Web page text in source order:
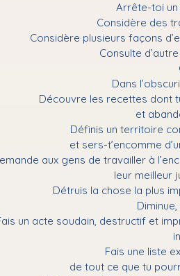
Arrête-toi
Considère des
Considère plusieurs façons
Consulte
Dans
Découvre les recettes dont
et
Définis un territoire
et sers-t’encomme
aux gens de travailler à
leur meilleur
Détruis la chose la plus
un acte soudain, destructif et
Fais une liste
de tout ce que tu